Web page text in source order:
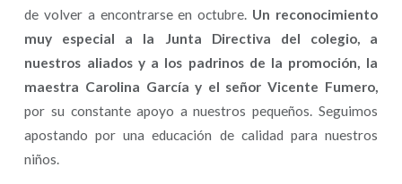
de volver a encontrarse en octubre. Un reconocimiento
muy especial a la Junta Directiva del colegio, a
nuestros aliados y a los padrinos de la promoción, la
maestra Carolina García y el señor Vicente Fumero,
por su constante apoyo a nuestros pequeños. Seguimos
apostando por una educación de calidad para nuestros
niños.